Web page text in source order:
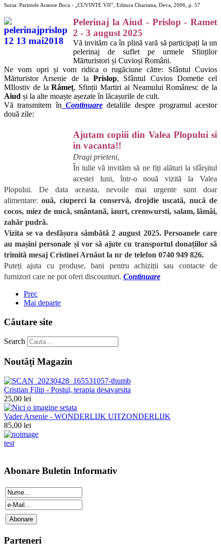
Sursa: Parintele Arsenie Boca - „CUVINTE VII”, Editura Charisma, Deva, 2006, p. 57
Pelerinaj la Aiud - Prislop - Ramet
2 - 3 august 2025
Vă invităm ca în plină vară să participați la un
pelerinaj de suflet pe urmele Sfinților
Mărturistori și Cuvioși Români.
Ne vom opri și vom ridica o rugăciune către: Sfântul Cuvios
Mărturistor Arsenie de la Prislop, Sfântul Cuvios Dometie cel
MIlostiv de laRâmeț, Sfinții Martiri ai Neamului Românesc de la
Aiud și la alte moaște așezate în lăcașurile de cult.
Vă transmitem în Continuaredetaliile despre programul acestor
două zile:
Ajutam copiii din Valea Plopului si
in vacanta!!
Dragi prieteni,
În iulie vă invităm să ne fiți alături la sfârșitul
acestei luni, într-o nouă vizită la Valea
Plopului. De data aceasta, nevoile mai urgente sunt doar
alimentare:ouă, ciuperci la conservă, drojdie uscată, nucă de
cocos, miez de nucă, smântană, iaurt, cremwursti, salam, lămâi,
zahăr pudră.
Vizita se va desfășura sâmbătă 2 august 2025. Persoanele care
au mașini personale și vor să ajute cu transportul donațiilor să
trimită mesaj Cristinei Arnăut la nr de telefon 0740 949 826.
Puteți ajuta cu produse, bani pentru achiziții sau contacte de
furnizori care ne pot oferi discounturi. Continuare
Prec
Mai departe
Căutare site
Search
Noutăți Magazin
Cristian Filip - Postul, terapia desavarsita
25,00 lei
Vader Arsenie - WONDERLIJK UITZONDERLIJK
85,00 lei
test
Abonare Buletin Informativ
Parteneri